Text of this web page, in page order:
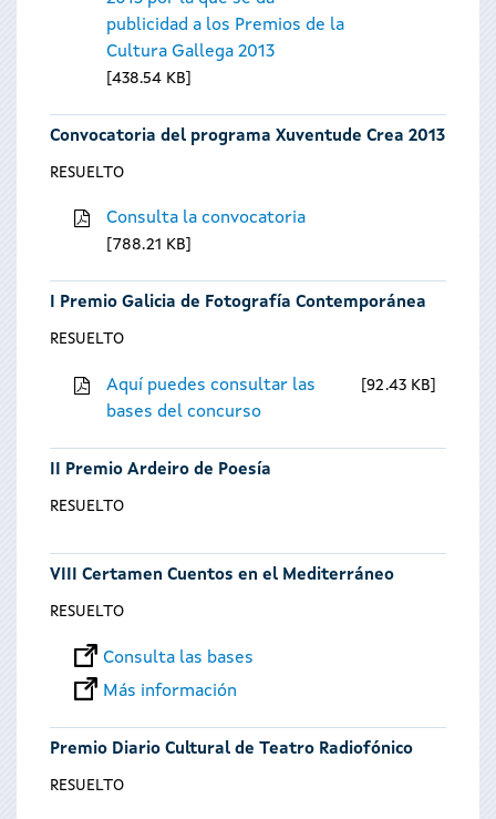
publicidad a los Premios de la
Cultura Gallega 2013
438.54 KB
Convocatoria del programa Xuventude Crea 2013
RESUELTO
Consulta la convocatoria
788.21 KB
I Premio Galicia de Fotografía Contemporánea
RESUELTO
Aquí puedes consultar las
bases del concurso
92.43 KB
II Premio Ardeiro de Poesía
RESUELTO
VIII Certamen Cuentos en el Mediterráneo
RESUELTO
Consulta las bases
Más información
Premio Diario Cultural de Teatro Radiofónico
RESUELTO